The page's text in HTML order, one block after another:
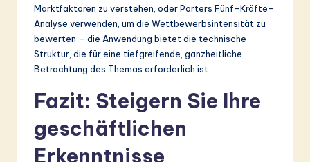
Marktfaktoren zu verstehen, oder Porters Fünf-Kräfte-
Analyse verwenden, um die Wettbewerbsintensität zu
bewerten – die Anwendung bietet die technische
Struktur, die für eine tiefgreifende, ganzheitliche
Betrachtung des Themas erforderlich ist.
Fazit: Steigern Sie Ihre
geschäftlichen
Erkenntnisse